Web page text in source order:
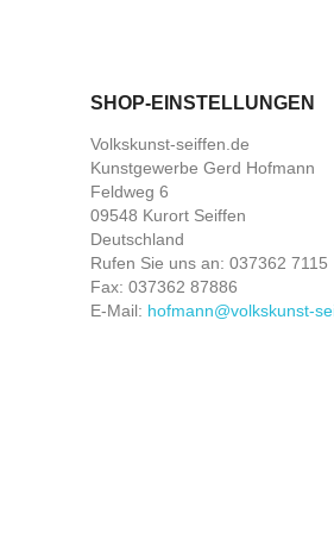
SHOP-EINSTELLUNGEN
Volkskunst-seiffen.de
Kunstgewerbe Gerd Hofmann
Feldweg 6
09548 Kurort Seiffen
Deutschland
Rufen Sie uns an: 037362 7115
Fax: 037362 87886
E-Mail: hofmann@volkskunst-